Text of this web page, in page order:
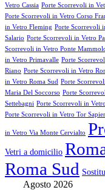
Vetro Cassia Porte Scorrevoli in
Porte Scorrevoli in Vetro Corso
in Vetro Fleming Porte Scorrevoli
Salario Porte Scorrevoli in Vetro
Scorrevoli in Vetro Ponte
in Vetro Primavalle Porte
Riano Porte Scorrevoli in Vetro
in Vetro Roma Sud Porte
Maria Del Soccorso Porte
Settebagni Porte Scorrevoli in
Porte Scorrevoli in Vetro Tor
in Vetro Via Monte Cervialto
Vetri a domicilio
Roma Sud
Agosto 2026